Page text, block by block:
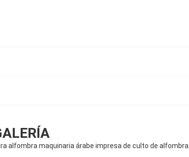
alfombra maquinaria árabe impresa de culto de alfombra